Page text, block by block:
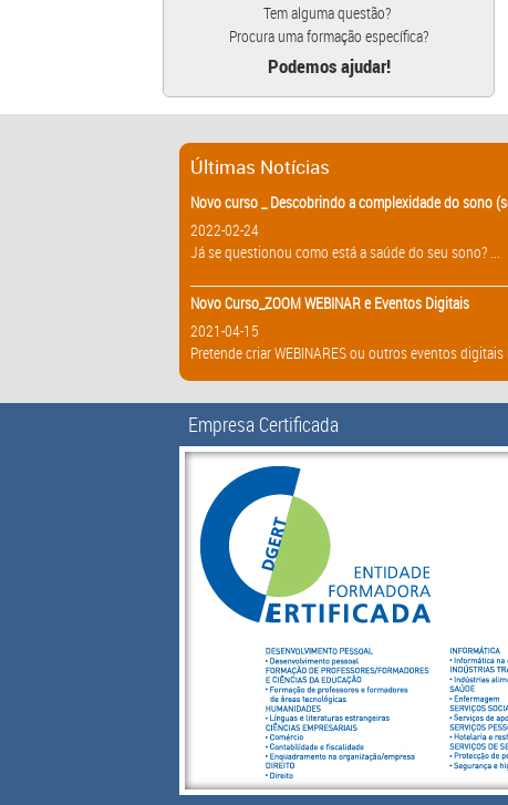
Tem alguma questão?
Procura uma formação específica?
Podemos ajudar!
Últimas Notícias
Novo curso _ Descobrindo a complexidade do sono
2022-02-24
Já se questionou como está a saúde do seu sono? ...
Novo Curso_ZOOM WEBINAR e Eventos Digitais
2021-04-15
Pretende criar WEBINARES ou outros eventos
Empresa Certificada